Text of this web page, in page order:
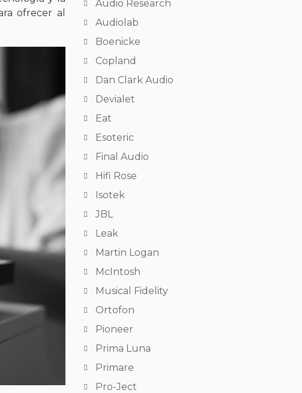
ofrecer al
Audio Research
Audiolab
Boenicke
Copland
Dan Clark Audio
Devialet
Eat
Esoteric
Final Audio
Hifi Rose
Isotek
JBL
Leak
Martin Logan
McIntosh
Musical Fidelity
Ortofon
Pioneer
Prima Luna
Primare
Pro-Ject